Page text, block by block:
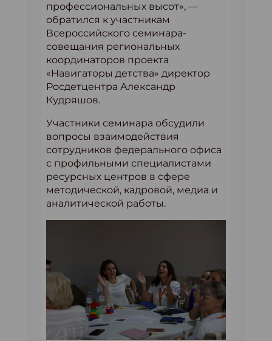
профессиональных высот», —
обратился к участникам
Всероссийского семинара-
совещания региональных
координаторов проекта
«Навигаторы детства» директор
Росдетцентра Александр
Кудряшов.
Участники семинара обсудили
вопросы взаимодействия
сотрудников федерального офиса
с профильными специалистами
ресурсных центров в сфере
методической, кадровой, медиа и
аналитической работы.